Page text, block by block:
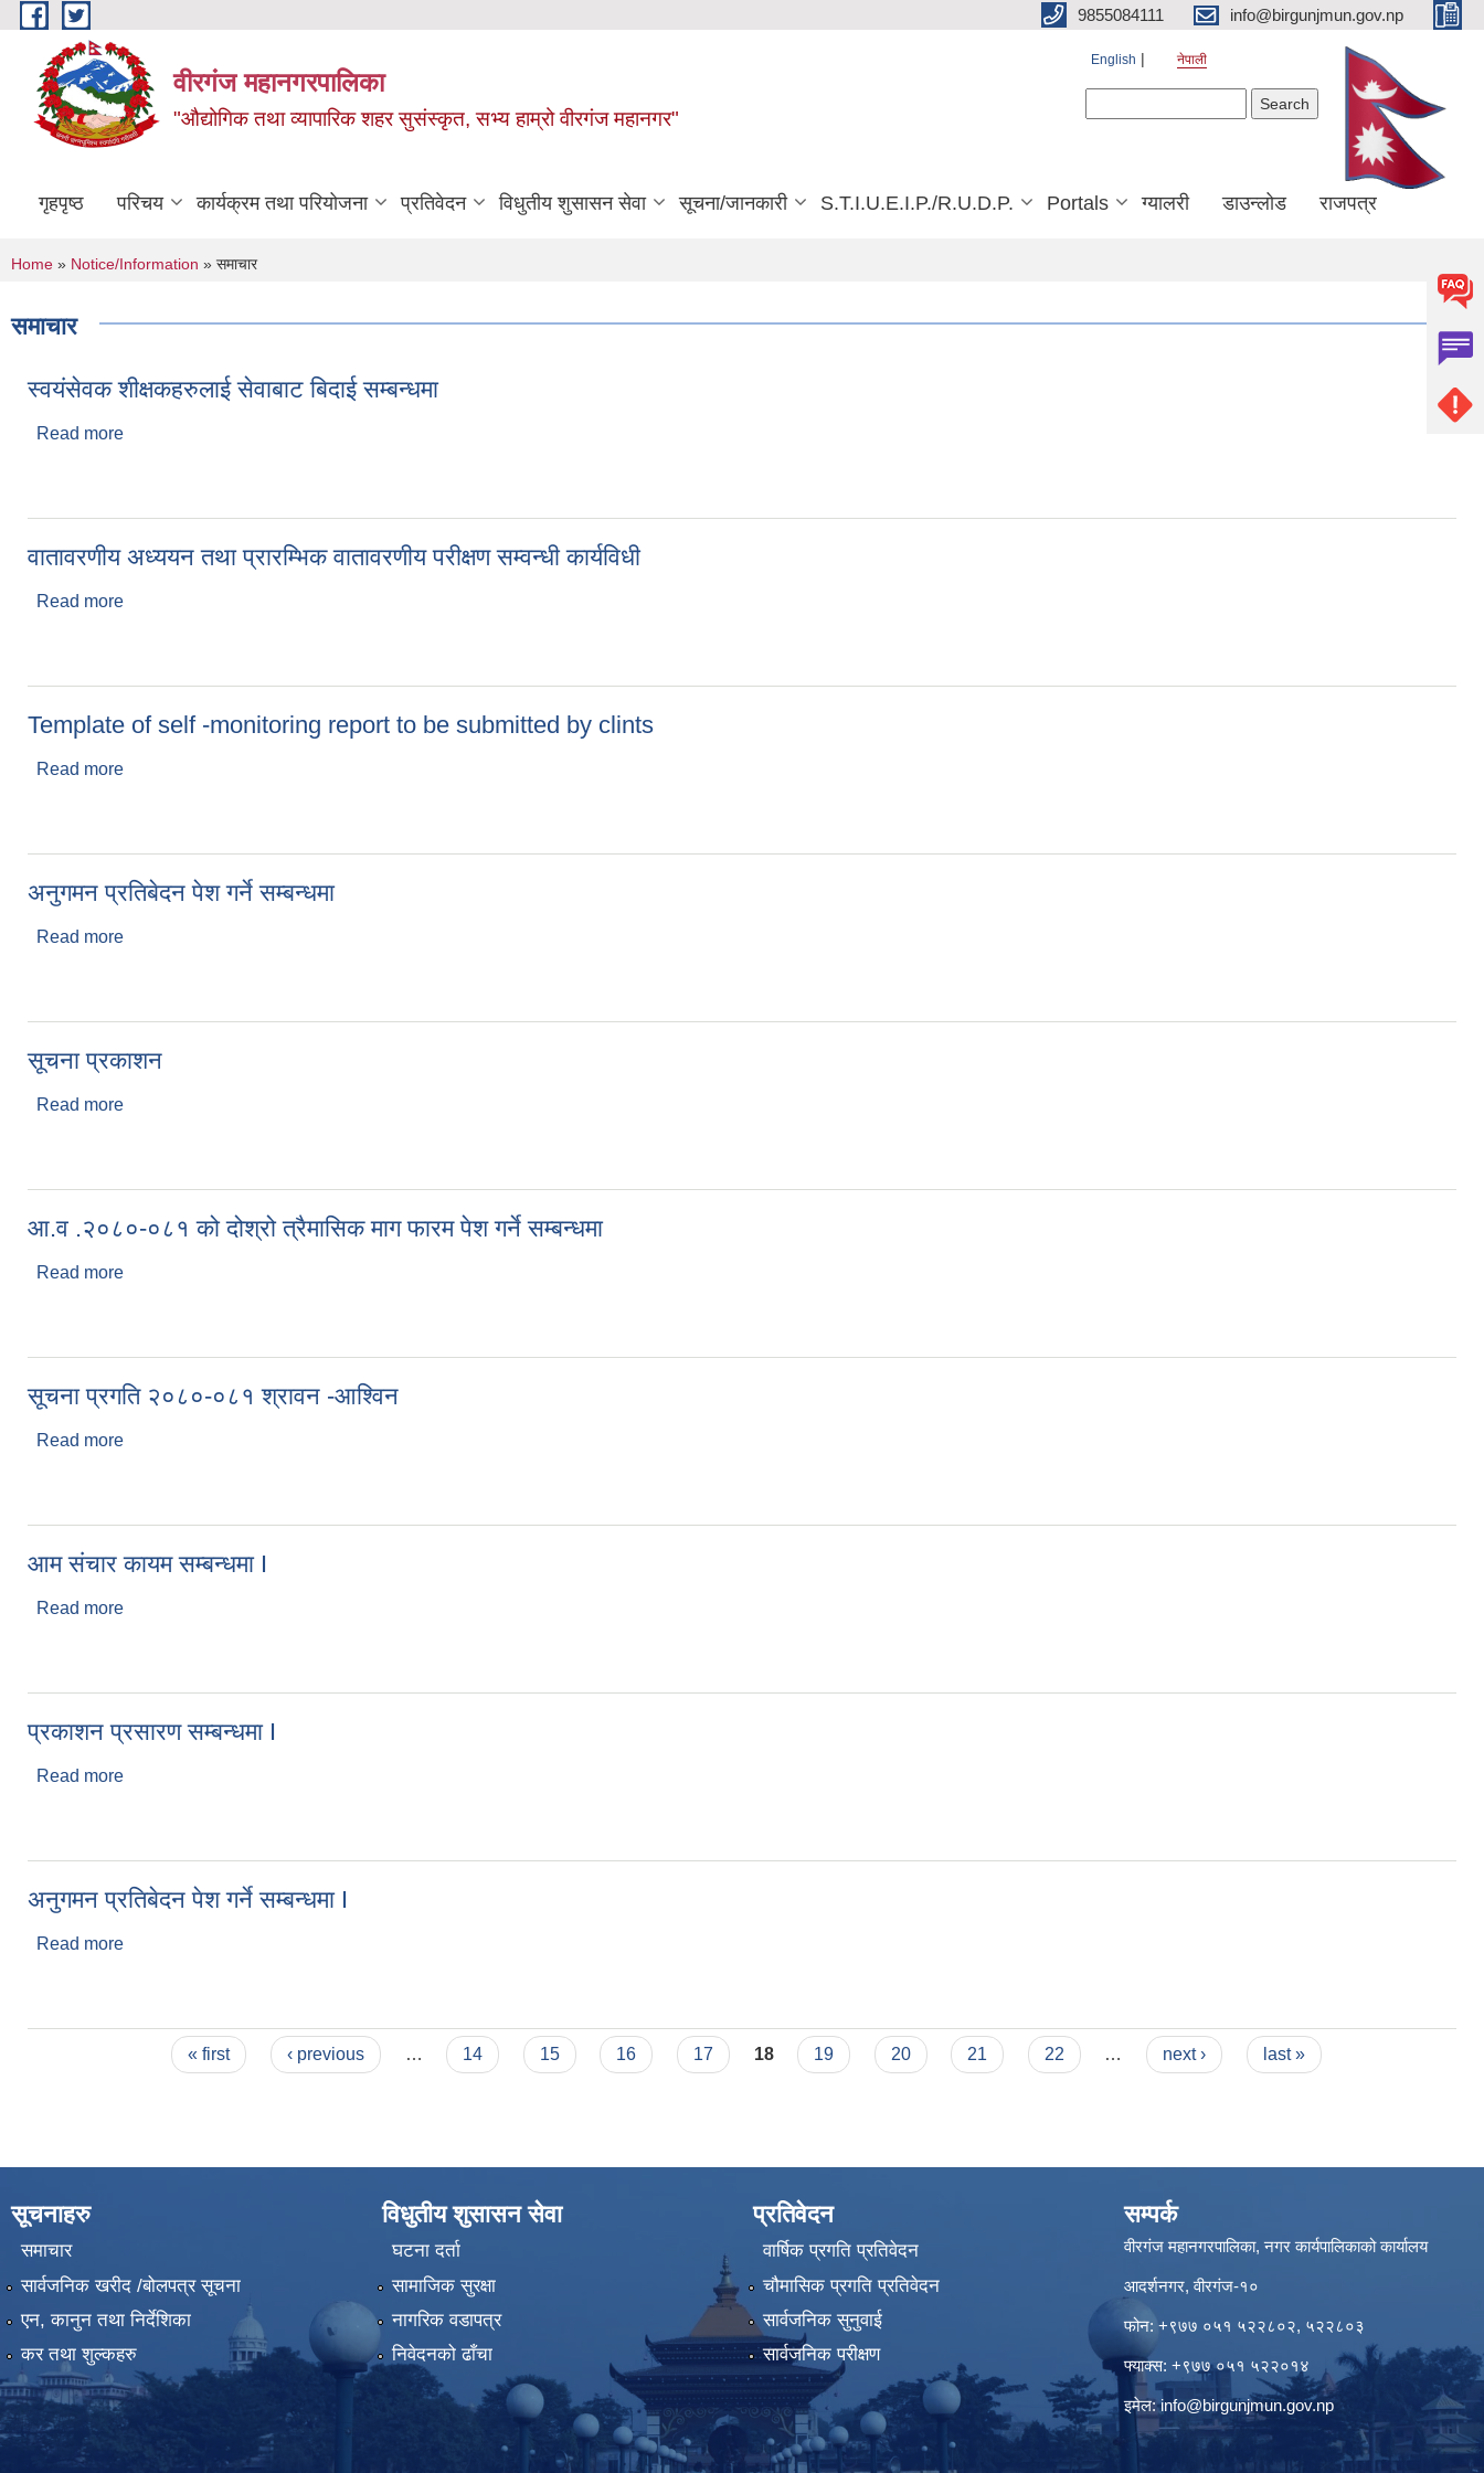
Skip to main content 9855084111 info@birgunjmun.gov.np
वीरगंज महानगरपालिका
"औद्योगिक तथा व्यापारिक शहर सुसंस्कृत, सभ्य हाम्रो वीरगंज महानगर"
English नेपाली
गृहपृष्ठ परिचय कार्यक्रम तथा परियोजना प्रतिवेदन विधुतीय शुसासन सेवा सूचना/जानकारी S.T.I.U.E.I.P./R.U.D.P. Portals ग्यालरी डाउन्लोड राजपत्र
You are here
Home » Notice/Information » समाचार
समाचार
स्वयंसेवक शीक्षकहरुलाई सेवाबाट बिदाई सम्बन्धमा
Read more
वातावरणीय अध्ययन तथा प्रारम्भिक वातावरणीय परीक्षण सम्वन्धी कार्यविधी
Read more
Template of self -monitoring report to be submitted by clints
Read more
अनुगमन प्रतिबेदन पेश गर्ने सम्बन्धमा
Read more
सूचना प्रकाशन
Read more
आ.व .२०८०-०८१ को दोश्रो त्रैमासिक माग फारम पेश गर्ने सम्बन्धमा
Read more
सूचना प्रगति २०८०-०८१ श्रावन -आश्विन
Read more
आम संचार कायम सम्बन्धमा I
Read more
प्रकाशन प्रसारण सम्बन्धमा I
Read more
अनुगमन प्रतिबेदन पेश गर्ने सम्बन्धमा I
Read more
« first ‹ previous … 14 15 16 17 18 19 20 21 22 … next › last »
सूचनाहरु
समाचार
सार्वजनिक खरीद /बोलपत्र सूचना
एन, कानुन तथा निर्देशिका
कर तथा शुल्कहरु
विधुतीय शुसासन सेवा
घटना दर्ता
सामाजिक सुरक्षा
नागरिक वडापत्र
निवेदनको ढाँचा
प्रतिवेदन
वार्षिक प्रगति प्रतिवेदन
चौमासिक प्रगति प्रतिवेदन
सार्वजनिक सुनुवाई
सार्वजनिक परीक्षण
सम्पर्क
वीरगंज महानगरपालिका, नगर कार्यपालिकाको कार्यालय
आदर्शनगर, वीरगंज-१०
फोन: +९७७ ०५१ ५२२८०२, ५२२८०३
फ्याक्स: +९७७ ०५१ ५२२०१४
इमेल:info@birgunjmun.gov.np